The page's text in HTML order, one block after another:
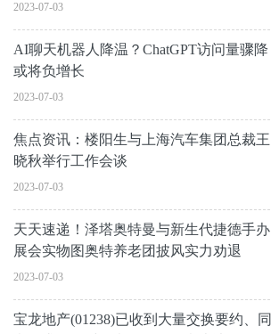
2023-07-03
AI聊天机器人降温？ChatGPT访问量骤降
或将负增长
2023-07-03
焦点资讯：楼阳生与上海汽车集团总裁王
晓秋举行工作会谈
2023-07-03
天天速递！泽塔奥特曼与新生代捷德手办
展会实物图奥特养老团披风实力劝退
2023-07-03
宝龙地产(01238)已收到大量交换要约、同